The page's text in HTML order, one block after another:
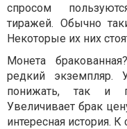
спросом
тиражей. Обычно
Некоторые их них
Монета
редкий экземпляр.
понижать, так и
Увеличивает брак
интересная история.